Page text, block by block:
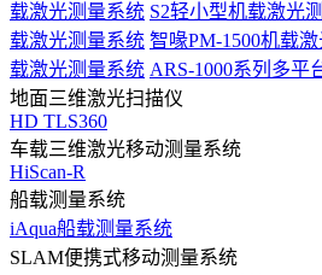
载激光测量系统 S2轻小型机载激光
载激光测量系统 智喙PM-1500机载
载激光测量系统 ARS-1000系列多平
地面三维激光扫描仪
HD TLS360
车载三维激光移动测量系统
HiScan-R
船载测量系统
iAqua船载测量系统
SLAM便携式移动测量系统